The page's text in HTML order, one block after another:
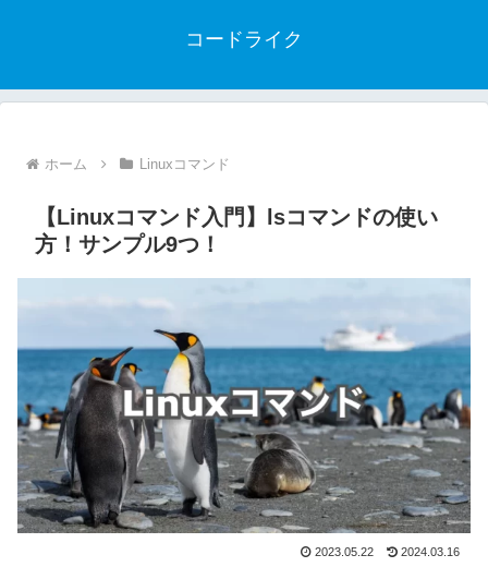
コードライク
ホーム Linuxコマンド
【Linuxコマンド入門】lsコマンドの使い
方！サンプル9つ！
2023.05.22 2024.03.16